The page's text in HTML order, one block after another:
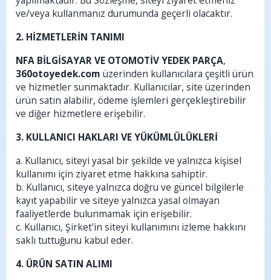
ve/veya kullanmanız durumunda geçerli olacaktır.
2. HİZMETLERİN TANIMI
NFA BİLGİSAYAR VE OTOMOTİV YEDEK PARÇA,
360otoyedek.com üzerinden kullanıcılara çeşitli ürün
ve hizmetler sunmaktadır. Kullanıcılar, site üzerinden
ürün satın alabilir, ödeme işlemleri gerçekleştirebilir
ve diğer hizmetlere erişebilir.
3. KULLANICI HAKLARI VE YÜKÜMLÜLÜKLERİ
a. Kullanıcı, siteyi yasal bir şekilde ve yalnızca kişisel
kullanımı için ziyaret etme hakkına sahiptir.
b. Kullanıcı, siteye yalnızca doğru ve güncel bilgilerle
kayıt yapabilir ve siteye yalnızca yasal olmayan
faaliyetlerde bulunmamak için erişebilir.
c. Kullanıcı, Şirket'in siteyi kullanımını izleme hakkını
saklı tuttuğunu kabul eder.
4. ÜRÜN SATIN ALIMI